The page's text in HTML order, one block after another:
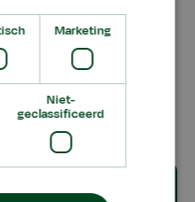
Marketing
Niet-
geclassificeerd